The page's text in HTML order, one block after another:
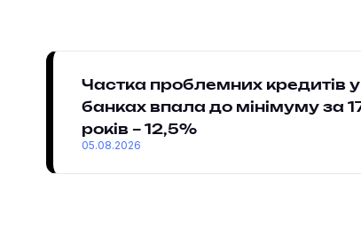
Частка проблемних кредитів у
банках впала до мінімуму за
років – 12,5%
05.08.2026